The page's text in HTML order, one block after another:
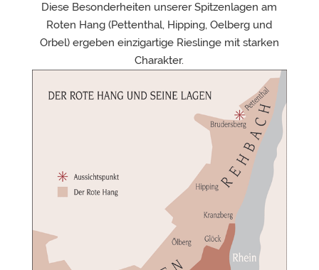
Diese Besonderheiten unserer Spitzenlagen am
Roten Hang (Pettenthal, Hipping, Oelberg und
Orbel) ergeben einzigartige Rieslinge mit starken
Charakter.